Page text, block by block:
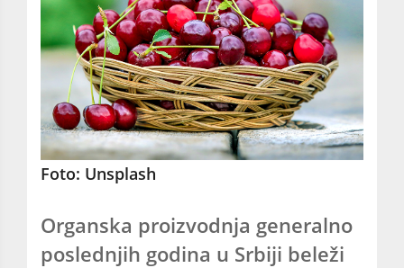
Foto: Unsplash
Organska proizvodnja generalno
poslednjih godina u Srbiji beleži